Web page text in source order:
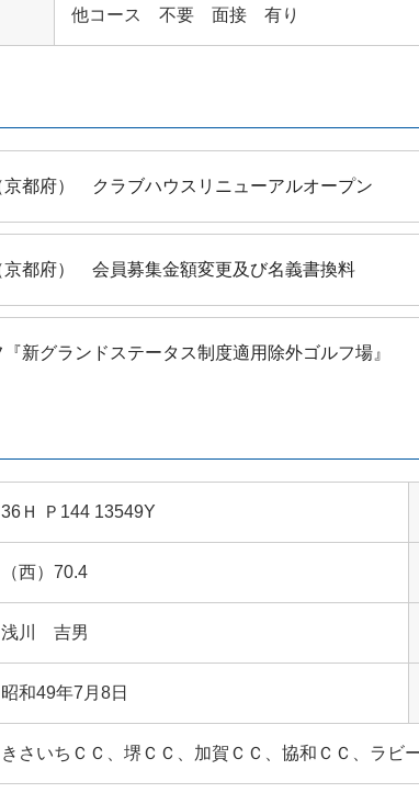
他コース 不要 面接 有り
36Ｈ Ｐ144 13549Y
（西）70.4
浅川 吉男
昭和49年7月8日
きさいちＣＣ、堺ＣＣ、加賀ＣＣ、協和ＣＣ、ラビ